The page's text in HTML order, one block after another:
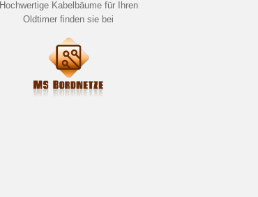
Hochwertige Kabelbäume für Ihren
Oldtimer finden sie bei